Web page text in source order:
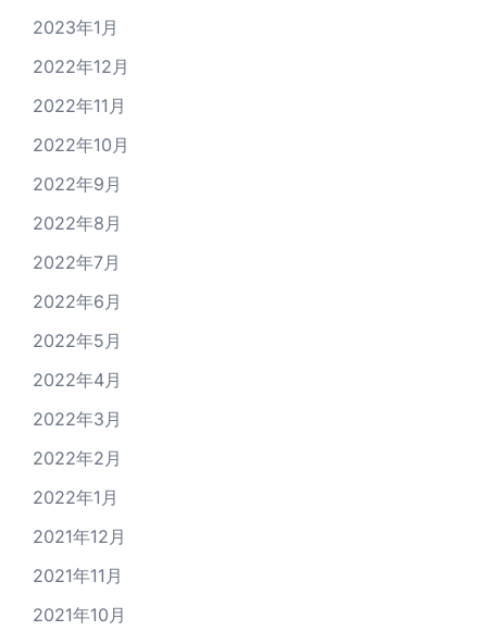
2023年1月
2022年12月
2022年11月
2022年10月
2022年9月
2022年8月
2022年7月
2022年6月
2022年5月
2022年4月
2022年3月
2022年2月
2022年1月
2021年12月
2021年11月
2021年10月